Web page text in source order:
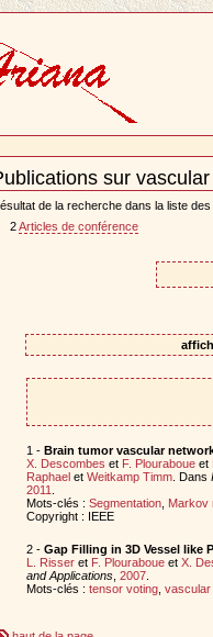
sur
de la recherche dans la liste des
2Articles de conférence
1 - Brain tumor vascular
X. Descombes et F. Plouraboueet
Raphaelet Weitkamp Timm. Dans
2011
Mots-clés : Segmentation, Markov
Copyright : IEEE
2 - Gap Filling in 3D Vessel like
L. Risseret F. Plouraboueet X.
and Applications, 2007.
Mots-clés : tensor voting, vascular